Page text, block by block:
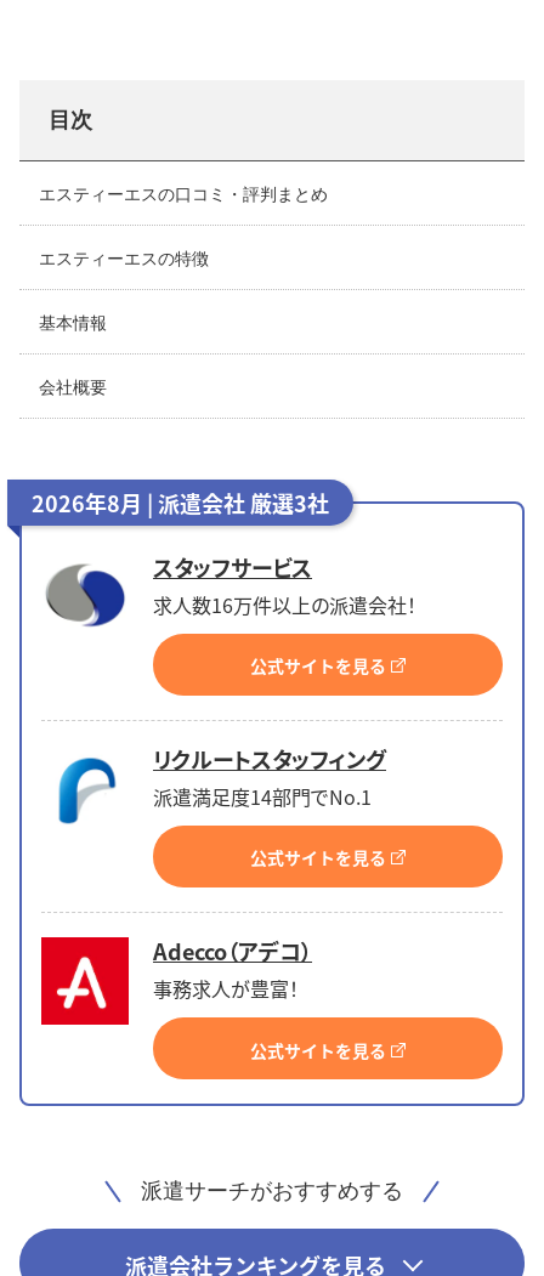
目次
エスティーエスの口コミ・評判まとめ
エスティーエスの特徴
基本情報
会社概要
2026年8月 | 派遣会社 厳選3社
スタッフサービス
求人数16万件以上の派遣会社！
公式サイトを見る
リクルートスタッフィング
派遣満足度14部門でNo.1
公式サイトを見る
Adecco（アデコ）
事務求人が豊富！
公式サイトを見る
派遣サーチがおすすめする
派遣会社ランキングを見る